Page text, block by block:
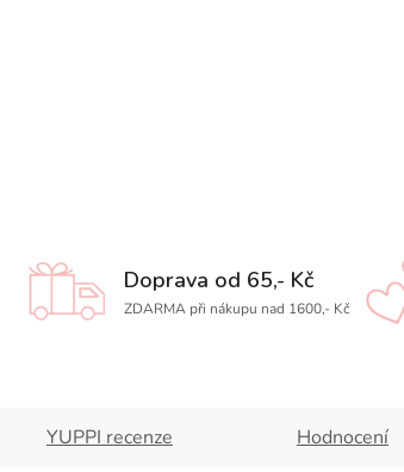
Doprava od 65,- Kč
ZDARMA při nákupu nad 1600,- Kč
YUPPI recenze Hodnocení